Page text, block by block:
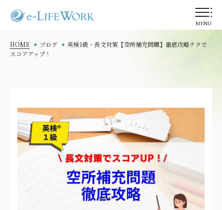
MENU
HOME ブログ
英検1級・長文対策【空所補充問題】徹底攻略テクで
スコアアップ！